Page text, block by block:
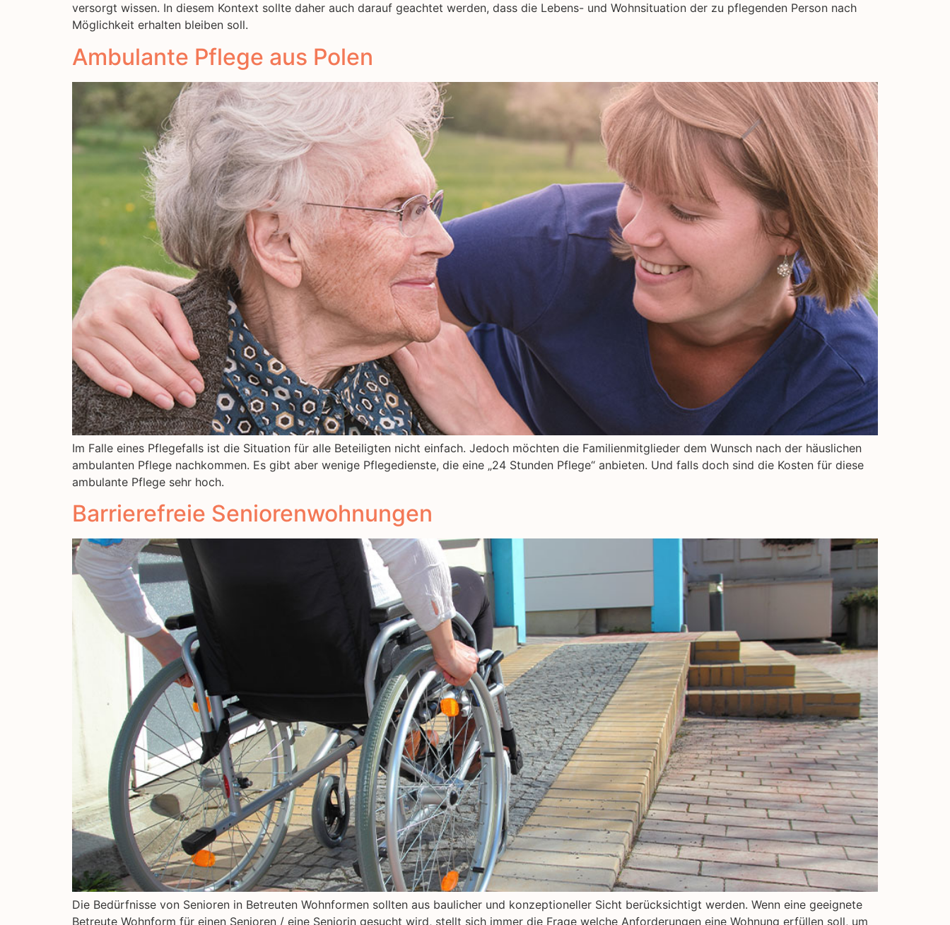
versorgt wissen. In diesem Kontext sollte daher auch darauf geachtet werden, dass die Lebens- und Wohnsituation der zu pflegenden Person nach
Möglichkeit erhalten bleiben soll.
Ambulante Pflege aus Polen
Im Falle eines Pflegefalls ist die Situation für alle Beteiligten nicht einfach. Jedoch möchten die Familienmitglieder dem Wunsch nach der häuslichen
ambulanten Pflege nachkommen. Es gibt aber wenige Pflegedienste, die eine „24 Stunden Pflege“ anbieten. Und falls doch sind die Kosten für diese
ambulante Pflege sehr hoch.
Barrierefreie Seniorenwohnungen
Die Bedürfnisse von Senioren in Betreuten Wohnformen sollten aus baulicher und konzeptioneller Sicht berücksichtigt werden. Wenn eine geeignete
Betreute Wohnform für einen Senioren / eine Seniorin gesucht wird, stellt sich immer die Frage welche Anforderungen eine Wohnung erfüllen soll, um